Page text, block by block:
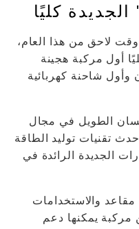
كليًا
لاحق من هذا العام،
أول مركبة هجينة
شاحنة كهربائية
الطويل في مجال
تقنيات توليد الطاقة
الجديدة الرائدة في
والاستخدامات
مركبة يمكنها دعم